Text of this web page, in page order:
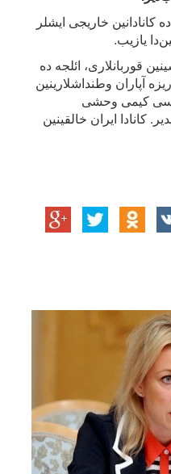
کانادانین خاریجی ایشلر
یازیب.
پس ۷۵۲ رئی‌سینین قوربانلاری، ائلجه ده
آپاران وطنداشلارینین
کیمی وحشی
کانادا ایران خالقینین